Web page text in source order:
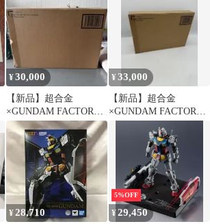
¥30,000
【新品】超合金
×GUNDAM FACTORY
YOKOHAMA RX-78F00
¥33,000
【新品】超合金
×GUNDAM FACTORY
YOKOHAMA RX-78F00
¥28,710
5%OFF
¥29,450